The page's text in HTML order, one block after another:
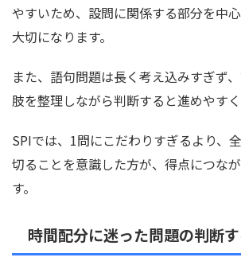
やすいため、設問に関係する部分を中
大切になります。
また、語句問題は長く考え込みすぎず
肢を整理しながら判断すると進めやすく
SPIでは、1問にこだわりすぎるより、
切ることを意識した方が、得点につな
す。
時間配分に迷った問題の判断